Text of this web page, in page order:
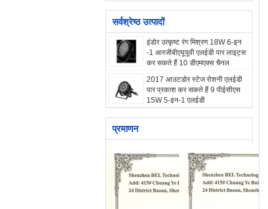
सर्वश्रेष्ठ उत्पादों
इंडोर उत्कृष्ट रंग मिश्रण 18W 6-इन
-1 आरजीबीएयूयूवी एलईडी पार लाइट्स
कर सकते हैं 10 डीएमएक्स चैनल
2017 आउटडोर स्टेज रोशनी एलईडी
पार प्रकाश कर सकते हैं 9 पीईसीएस
15W 5-इन-1 एलईडी
(आरजीबीएएडब्ल्यू)
प्रमाणन